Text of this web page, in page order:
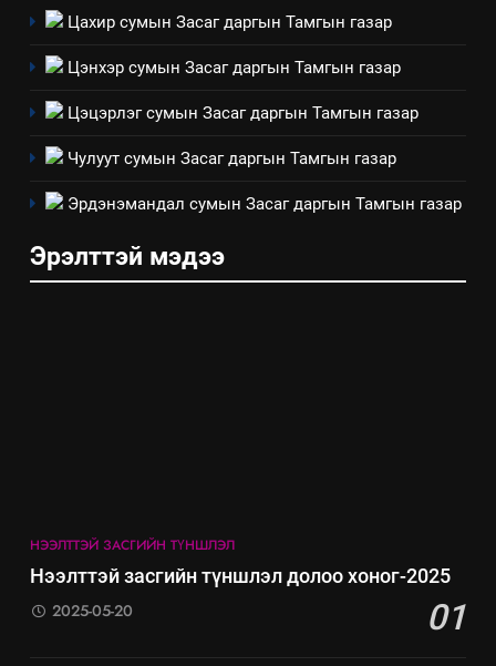
явуулж байгаа үйл ажиллагаа,
үйлдвэрлэл, үйлчилгээ,
ашиглаж байгаа техник,
технологийн хүн, мал, амьтны
үзүүлэх буюу үзүүлж байгаа
мэдээлэл
ИЛ ТОД БАЙДАЛ
Цахир сумын Засаг даргын Тамгын газар
Цэнхэр сумын Засаг даргын Тамгын газар
Цэцэрлэг сумын Засаг даргын Тамгын газар
Чулуут сумын Засаг даргын Тамгын газар
Эрдэнэмандал сумын Засаг даргын Тамгын газар
Эрэлттэй мэдээ
НЭЭЛТТЭЙ ЗАСГИЙН ТҮНШЛЭЛ
Нээлттэй засгийн түншлэл долоо хоног-2025
01
2025-05-20
“Шинэтгэлээр түүчээлсэн
салбар зөвлөл” аяны хүрээнд